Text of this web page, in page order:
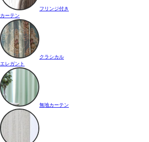
フリンジ付き
カーテン
クラシカル
エレガント
無地カーテン